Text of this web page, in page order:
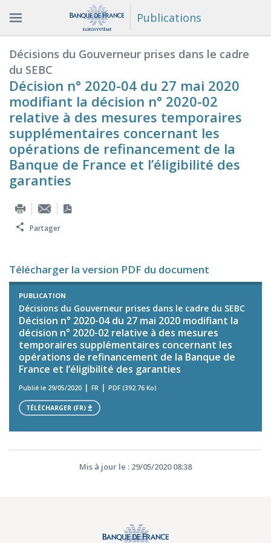
Publications
Décisions du Gouverneur prises dans le cadre
du SEBC
Décision n° 2020-04 du 27 mai 2020
modifiant la décision n° 2020-02
relative à des mesures temporaires
supplémentaires concernant les
opérations de refinancement de la
Banque de France et l’éligibilité des
garanties
Partager
Télécharger la version PDF du document
PUBLICATION
Décisions du Gouverneur prises dans le cadre du SEBC
Décision n° 2020-04 du 27 mai 2020 modifiant la
décision n° 2020-02 relative à des mesures
temporaires supplémentaires concernant les
opérations de refinancement de la Banque de
France et l’éligibilité des garanties
Publié le 29/05/2020 FR PDF (392.76 Ko)
TÉLÉCHARGER (FR)
Mis à jour le : 29/05/2020 08:38